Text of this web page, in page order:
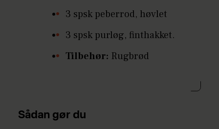
3 spsk peberrod, høvlet
3 spsk purløg, finthakket.
Tilbehør: Rugbrød
Sådan gør du